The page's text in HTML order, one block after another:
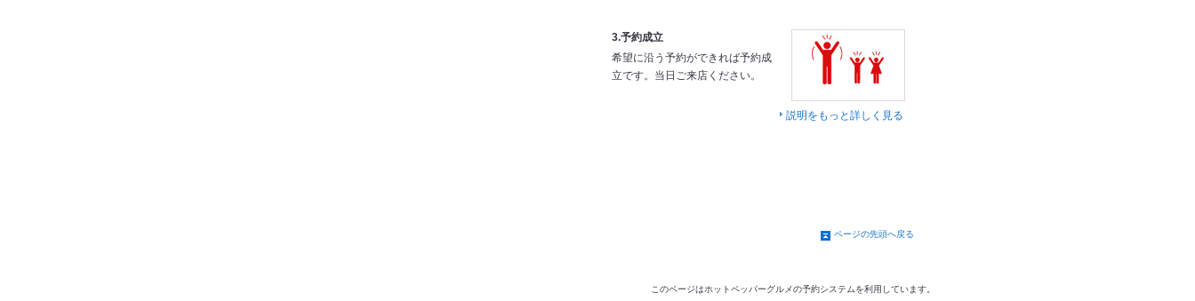
3.予約成立
希望に沿う予約ができれば予約成
立です。当日ご来店ください。
説明をもっと詳しく見る
ページの先頭へ戻る
このページはホットペッパーグルメの予約システムを利用しています。